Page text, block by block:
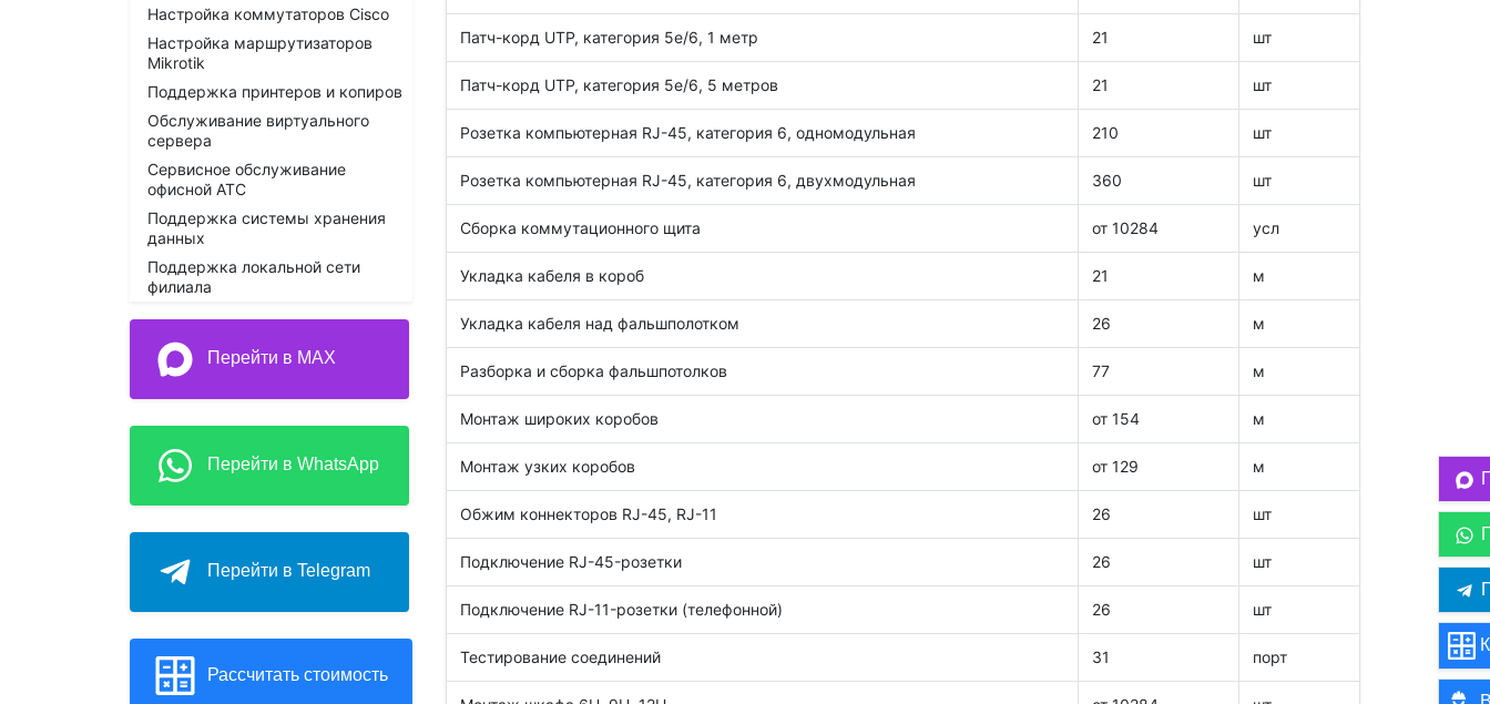
Настройка коммутаторов Cisco
Настройка маршрутизаторов
Mikrotik
Поддержка принтеров и копиров
Обслуживание виртуального
сервера
Сервисное обслуживание
офисной АТС
Поддержка системы хранения
данных
Поддержка локальной сети
филиала
Перейти в MAX
Перейти в WhatsApp
Перейти в Telegram
Рассчитать стоимость
Патч-корд UTP, категория 5e/6, 1 метр 21 шт
Патч-корд UTP, категория 5e/6, 5 метров 21 шт
Розетка компьютерная RJ-45, категория 6, одномодульная 210 шт
Розетка компьютерная RJ-45, категория 6, двухмодульная 360 шт
Сборка коммутационного щита от 10284 усл
Укладка кабеля в короб 21 м
Укладка кабеля над фальшполотком 26 м
Разборка и сборка фальшпотолков 77 м
Монтаж широких коробов от 154 м
Монтаж узких коробов от 129 м
Обжим коннекторов RJ-45, RJ-11 26 шт
Подключение RJ-45-розетки 26 шт
Подключение RJ-11-розетки (телефонной) 26 шт
Тестирование соединений 31 порт